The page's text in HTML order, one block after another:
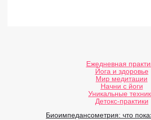
Ежедневная
Йога и здоровье
Мир медитации
Начни с йоги
Уникальные
Детокс-практики
Биоимпедансометрия: что